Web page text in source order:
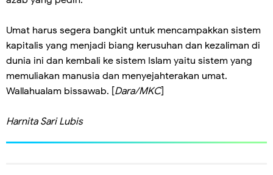
Umat harus segera bangkit untuk mencampakkan sistem
kapitalis yang menjadi biang kerusuhan dan kezaliman di
dunia ini dan kembali ke sistem Islam yaitu sistem yang
memuliakan manusia dan menyejahterakan umat.
Wallahualam bissawab. [Dara/MKC]
Harnita Sari Lubis